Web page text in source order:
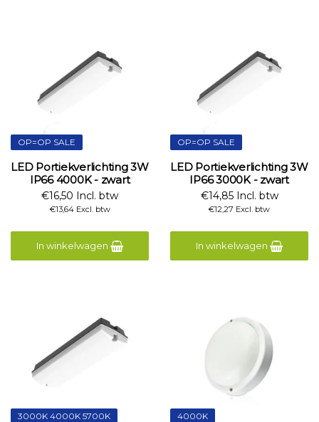
OP=OP SALE
LED Portiekverlichting 3W
IP66 4000K - zwart
€16,50 Incl. btw
€13,64 Excl. btw
In winkelwagen
OP=OP SALE
LED Portiekverlichting 3W
IP66 3000K - zwart
€14,85 Incl. btw
€12,27 Excl. btw
In winkelwagen
3000K 4000K 5700K 4000K